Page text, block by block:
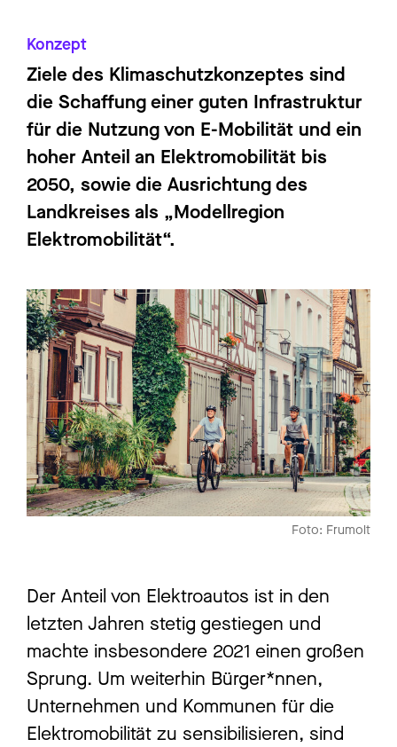
Konzept
Ziele des Klimaschutzkonzeptes sind
die Schaffung einer guten Infrastruktur
für die Nutzung von E-Mobilität und ein
hoher Anteil an Elektromobilität bis
2050, sowie die Ausrichtung des
Landkreises als „Modellregion
Elektromobilität“.
Foto: Frumolt
Der Anteil von Elektroautos ist in den
letzten Jahren stetig gestiegen und
machte insbesondere 2021 einen großen
Sprung. Um weiterhin Bürger*nnen,
Unternehmen und Kommunen für die
Elektromobilität zu sensibilisieren, sind